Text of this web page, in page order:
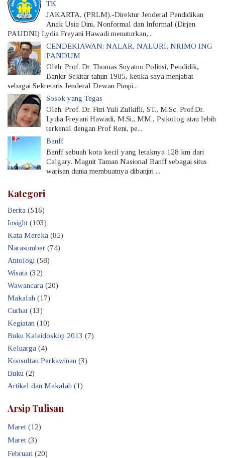
TK
JAKARTA, (PRLM).-Direktur Jenderal Pendidikan
Anak Usia Dini, Nonformal dan Informal (Dirjen
PAUDNI) Lydia Freyani Hawadi menuturkan,...
CENDEKIAWAN: NALAR, NALURI, NRIMO ING
PANDUM
Oleh: Prof. Dr. Thomas Suyatno Politisi, Pendidik,
Bankir Sekitar tahun 1985, ketika saya menjabat
sebagai Sekretaris Jenderal Dewan Pimpi...
Sosok yang Tegas
Oleh: Prof. Dr. Fitri Yuli Zulkifli, ST., M.Sc. Prof.Dr.
Lydia Freyani Hawadi, M.Si., MM., Psikolog atau lebih
terkenal dengan Prof Reni, pe...
Banff
Banff sebuah kota kecil yang letaknya 128 km dari
Calgary. Magnit Taman Nasional Banff sebagai situs
warisan dunia membuatnya dibanjiri ...
Kategori
Berita (516)
Insight (103)
Kata Mereka (85)
Narasumber (74)
Antologi (58)
Wisata (32)
Wawancara (20)
Makalah (17)
Curhat (13)
Kegiatan (10)
Buku Kaleidoskop 2013 (7)
Keluarga (4)
Konsultan Perkawinan (3)
Buku (2)
Artikel dan Makalah (1)
Arsip Tulisan
Maret (12)
Maret (3)
Februari (20)